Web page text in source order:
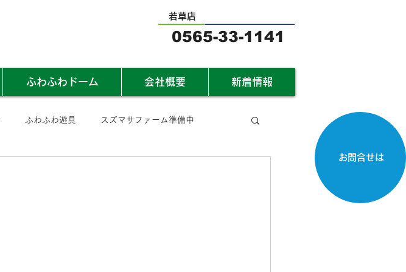
お問合せは
若草店
0565-33-1141
ふわふわドーム 会社概要 新着情報
ふわふわ遊具 スズマサファーム準備中